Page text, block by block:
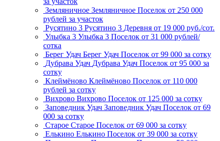
Земляничное Земляничное Поселок от 250 000
рублей за участок
Русятино 3 Русятино 3 Деревня от 19 000 руб./сот.
Улыбка 3 Улыбка 3 Поселок от 31 000 рублей/
сотка
Берег Удач Берег Удач Поселок от 99 000 за сотку
Дубрава Удач Дубрава Удач Поселок от 95 000 за
сотку
Клеймёново Клеймёново Поселок от 110 000
рублей за сотку
Вихрово Вихрово Поселок от 125 000 за сотку
Заповедник Удач Заповедник Удач Поселок от 69
000 за сотку
Старое Старое Поселок от 69 000 за сотку
Елькино Елькино Поселок от 39 000 за сотку